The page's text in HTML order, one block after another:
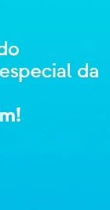
PRODIET
Especializada
14160
0
Selecione o